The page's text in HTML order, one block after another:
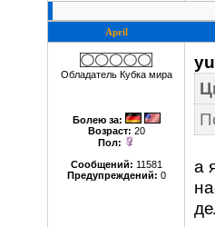
April
Обладатель Кубка мира
Болею за:
Возраст: 20
Пол:
Сообщений: 11581
Предупреждений: 0
а